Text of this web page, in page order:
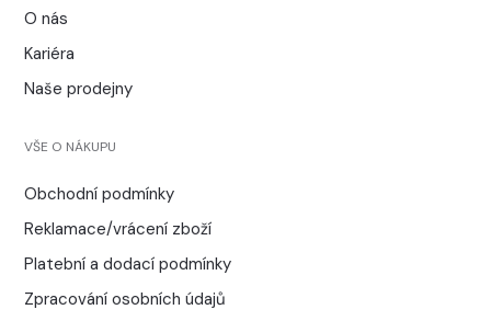
O nás
Kariéra
Naše prodejny
VŠE O NÁKUPU
Obchodní podmínky
Reklamace/vrácení zboží
Platební a dodací podmínky
Zpracování osobních údajů